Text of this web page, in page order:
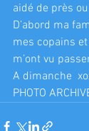
aidé de près
D’abord ma
mes copains
m’ont vu
A dimanche
PHOTO